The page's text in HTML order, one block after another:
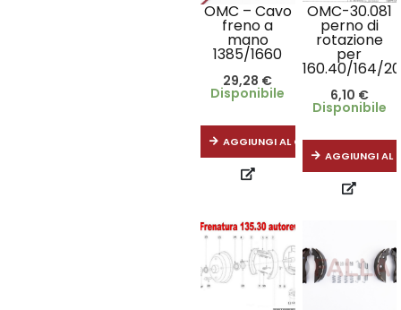
OMC – Cavo
freno a
mano
1385/1660
29,28 €
Disponibile
AGGIUNGI AL CARRELLO
OMC-30.081
perno di
rotazione
per
160.40/164/
6,10 €
Disponibile
AGGIUNGI AL